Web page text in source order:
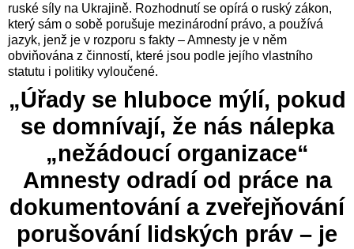
ruské síly na Ukrajině. Rozhodnutí se opírá o ruský zákon,
který sám o sobě porušuje mezinárodní právo, a používá
jazyk, jenž je v rozporu s fakty – Amnesty je v něm
obviňována z činností, které jsou podle jejího vlastního
statutu i politiky vyloučené.
„Úřady se hluboce mýlí, pokud
se domnívají, že nás nálepka
„nežádoucí organizace“
Amnesty odradí od práce na
dokumentování a zveřejňování
porušování lidských práv – je